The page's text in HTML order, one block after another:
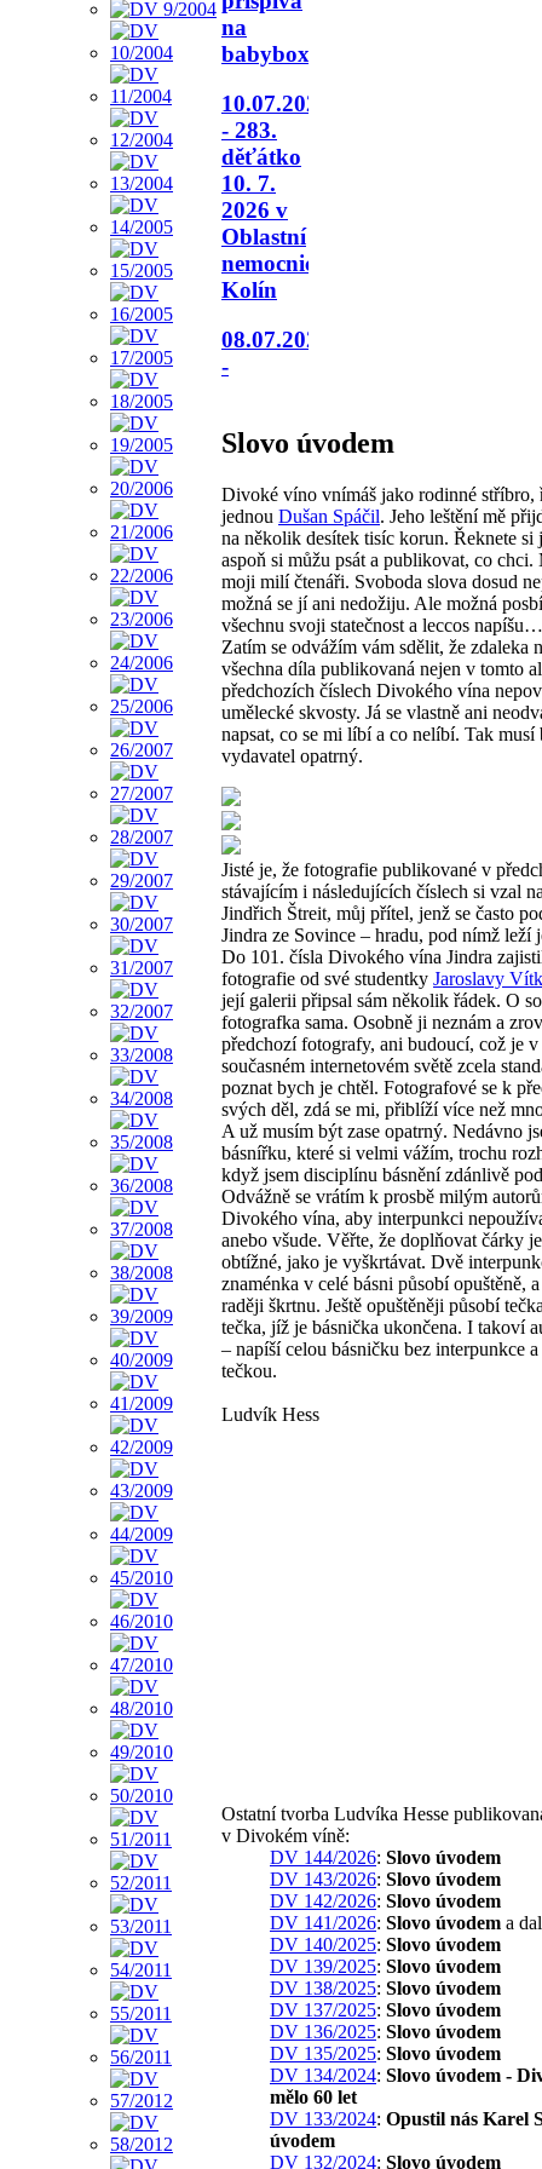
na
babybox.
10.07.2026
- 283.
děťátko
10. 7.
2026 v
Oblastní
nemocnici
Kolín
08.07.2026
-
Slovo úvodem
Divoké víno vnímáš jako rodinné stříbro,
jednou Dušan Spáčil. Jeho leštění mě
na několik desítek tisíc korun. Řeknete si
aspoň si můžu psát a publikovat, co chci.
moji milí čtenáři. Svoboda slova dosud
možná se jí ani nedožiju. Ale možná
všechnu svoji statečnost a leccos napíšu…
Zatím se odvážím vám sdělit, že zdaleka
všechna díla publikovaná nejen v tomto
předchozích číslech Divokého vína
umělecké skvosty. Já se vlastně ani
napsat, co se mi líbí a co nelíbí. Tak musí
vydavatel opatrný.
Jisté je, že fotografie publikované v
stávajícím i následujících číslech si vzal
Jindřich Štreit, můj přítel, jenž se často
Jindra ze Sovince – hradu, pod nímž leží
Do 101. čísla Divokého vína Jindra
fotografie od své studentky Jaroslavy
její galerii připsal sám několik řádek. O
fotografka sama. Osobně ji neznám a
předchozí fotografy, ani budoucí, což je v
současném internetovém světě zcela
poznat bych je chtěl. Fotografové se k
svých děl, zdá se mi, přiblíží více než
A už musím být zase opatrný. Nedávno
básnířku, které si velmi vážím, trochu
když jsem disciplínu básnění zdánlivě
Odvážně se vrátím k prosbě milým
Divokého vína, aby interpunkci
anebo všude. Věřte, že doplňovat čárky
obtížné, jako je vyškrtávat. Dvě
znaménka v celé básni působí opuštěně,
raději škrtnu. Ještě opuštěněji působí
tečka, jíž je básnička ukončena. I takoví
– napíší celou básničku bez interpunkce
tečkou.
Ludvík Hess
Ostatní tvorba Ludvíka Hesse
v Divokém víně:
DV 144/2026: Slovo úvodem
DV 143/2026: Slovo úvodem
DV 142/2026: Slovo úvodem
DV 141/2026: Slovo úvodem a
DV 140/2025: Slovo úvodem
DV 139/2025: Slovo úvodem
DV 138/2025: Slovo úvodem
DV 137/2025: Slovo úvodem
DV 136/2025: Slovo úvodem
DV 135/2025: Slovo úvodem
DV 134/2024: Slovo úvodem -
mělo 60 let
DV 133/2024: Opustil nás Karel
úvodem
DV 132/2024: Slovo úvodem